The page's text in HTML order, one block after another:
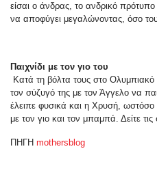
είσαι ο άνδρας, το ανδρικό
να αποφύγει μεγαλώνοντας, όσο
Παιχνίδι με τον γιο του
Κατά τη βόλτα τους στο
τον σύζυγό της με τον Άγγελο να
έλειπε φυσικά και η Χρυσή, ωστόσο
με τον γιο και τον μπαμπά. Δείτε
ΠΗΓΗ mothersblog